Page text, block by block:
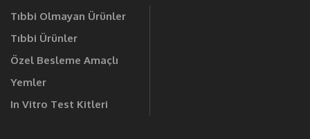
Tıbbi Olmayan Ürünler
Tıbbi Ürünler
Özel Besleme Amaçlı
Yemler
In Vitro Test Kitleri